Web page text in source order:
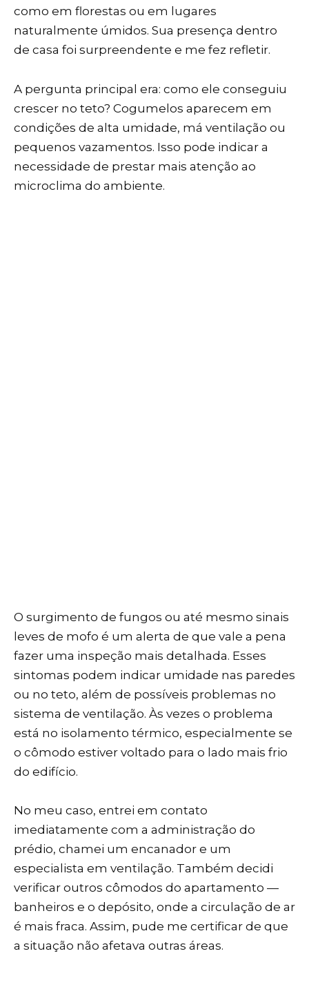
como em florestas ou em lugares
naturalmente úmidos. Sua presença dentro
de casa foi surpreendente e me fez refletir.
A pergunta principal era: como ele conseguiu
crescer no teto? Cogumelos aparecem em
condições de alta umidade, má ventilação ou
pequenos vazamentos. Isso pode indicar a
necessidade de prestar mais atenção ao
microclima do ambiente.
O surgimento de fungos ou até mesmo sinais
leves de mofo é um alerta de que vale a pena
fazer uma inspeção mais detalhada. Esses
sintomas podem indicar umidade nas paredes
ou no teto, além de possíveis problemas no
sistema de ventilação. Às vezes o problema
está no isolamento térmico, especialmente se
o cômodo estiver voltado para o lado mais frio
do edifício.
No meu caso, entrei em contato
imediatamente com a administração do
prédio, chamei um encanador e um
especialista em ventilação. Também decidi
verificar outros cômodos do apartamento —
banheiros e o depósito, onde a circulação de ar
é mais fraca. Assim, pude me certificar de que
a situação não afetava outras áreas.